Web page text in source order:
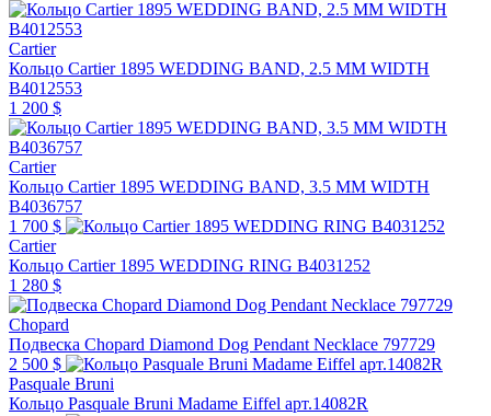
Cartier
Кольцо Cartier 1895 WEDDING BAND, 2.5 MM WIDTH
B4012553
1 200 $
Cartier
Кольцо Cartier 1895 WEDDING BAND, 3.5 MM WIDTH
B4036757
1 700 $
Cartier
Кольцо Cartier 1895 WEDDING RING B4031252
1 280 $
Chopard
Подвеска Chopard Diamond Dog Pendant Necklace 797729
2 500 $
Pasquale Bruni
Кольцо Pasquale Bruni Madame Eiffel арт.14082R